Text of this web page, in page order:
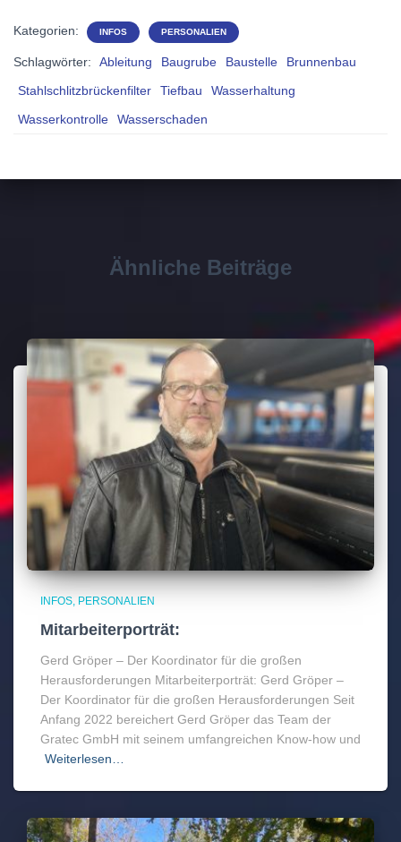
Kategorien: INFOS PERSONALIEN
Schlagwörter: Ableitung Baugrube Baustelle
Brunnenbau
Stahlschlitzbrückenfilter
Tiefbau
Wasserhaltung
Wasserkontrolle
Wasserschaden
Ähnliche Beiträge
INFOS PERSONALIEN
Mitarbeiterporträt:
Gerd Gröper – Der Koordinator für die großen
Herausforderungen Mitarbeiterporträt: Gerd Gröper –
Der Koordinator für die großen Herausforderungen Seit
Anfang 2022 bereichert Gerd Gröper das Team der
Gratec GmbH mit seinem umfangreichen Know-how und
Weiterlesen…